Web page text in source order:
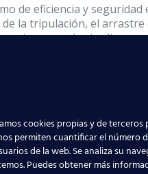
de eficiencia y
la tripulación, el arrastre
con las jardineras
y Handling PROCAH
Aeropuerto.
Oficial De AESA.
cookies propias y de
permiten cuantificar el número
de la web. Se analiza su
Puedes obtener más